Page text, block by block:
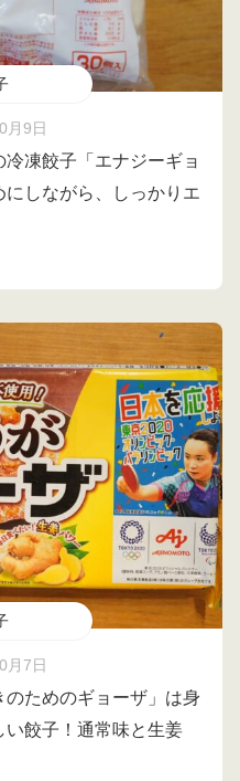
月9日
凍餃子「エナジーギョ
しながら、しっかりエ
月7日
ためのギョーザ」は身
餃子！通常味と生姜